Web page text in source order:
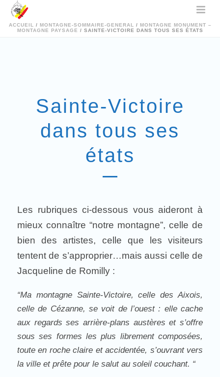
ACCUEIL / MONTAGNE-SOMMAIRE-GENERAL / MONTAGNE MONUMENT –
MONTAGNE PAYSAGE / SAINTE-VICTOIRE DANS TOUS SES ÉTATS
Sainte-Victoire
dans tous ses
états
Les rubriques ci-dessous vous aideront à
mieux connaître “notre montagne”, celle de
bien des artistes, celle que les visiteurs
tentent de s’approprier…mais aussi celle de
Jacqueline de Romilly :
“Ma montagne Sainte-Victoire, celle des Aixois,
celle de Cézanne, se voit de l’ouest : elle cache
aux regards ses arrière-plans austères et s’offre
sous ses formes les plus librement composées,
toute en roche claire et accidentée, s’ouvrant vers
la ville et prête pour le salut au soleil couchant. “